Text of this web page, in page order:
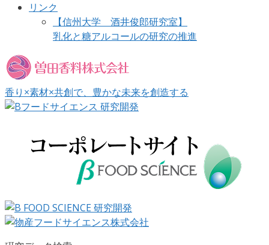
リンク
【信州大学 酒井俊郎研究室】
乳化と糖アルコールの研究の推進
香り×素材×共創で、豊かな未来を創造する